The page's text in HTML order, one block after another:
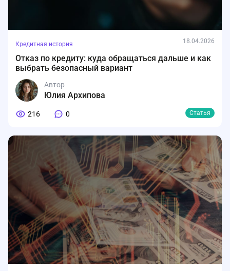
Кредитная история 18.04.2026
Отказ по кредиту: куда обращаться дальше и как
выбрать безопасный вариант
Автор
Юлия Архипова
216 0 Статья